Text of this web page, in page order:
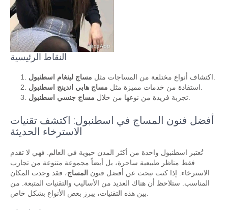
النقاط الرئيسية
اكتشاف أنواع مختلفة من المساجات مثل مساج لينغام اسطنبول
استفادة من خدمات مميزة مثل مساج هابي اندينج اسطنبول
تجربة فريدة من نوعها من خلال مساج جنسي اسطنبول
أفضل فنون المساج في اسطنبول: اكتشف تقنيات
الاسترخاء الحديثة
تُعتبر اسطنبول واحدة من أكثر المدن حيوية في العالم. فهي لا تقدم
فقط مناظر طبيعية ساحرة، بل أيضاً مجموعة متنوعة من تجارب
الاسترخاء. إذا كنت تبحث عن أفضل فنون المساج، فقد وجدت المكان
المناسب. ستلاحظ أن هناك العديد من الأساليب والتقنيات المتبعة. من
بين هذه التقنيات، يبرز بعض الأنواع بشكل خاص.